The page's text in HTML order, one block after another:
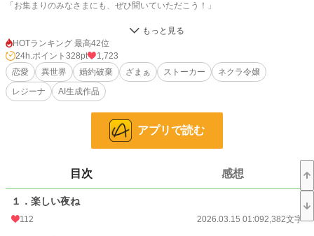
「お集まりのみなさまにも、ぜひ聞いていただこう！」
声高に叫ぶのは、パーティの主催者であるシモン・バルドオラフだ。
乾杯を終え、視線を集めたまま話を続ける。
「セリーヌ・ピンクウッド、お前との婚約を破棄させてもらう！」
訳も分からず無理やりに参加させられた夜会で、突然の婚約破棄を告げられたセ
しかし彼女は、俯いたままにやりと笑う。
「……シモン様。そのお言葉、もはや取り消すことは不可能ですがよろしいです
セリーヌの一方的な復讐劇が始まるのだった。
HOTランキング 最高42位
24h.ポイント 328pt
1,723
恋愛
異世界 婚約破棄 ざまぁ ストーカー
ネクラ令嬢
レジーナ
AI生成作品
アプリで読む
目次 感想
１．楽しい夜ね
112 2026.03.15 01:092,382文字